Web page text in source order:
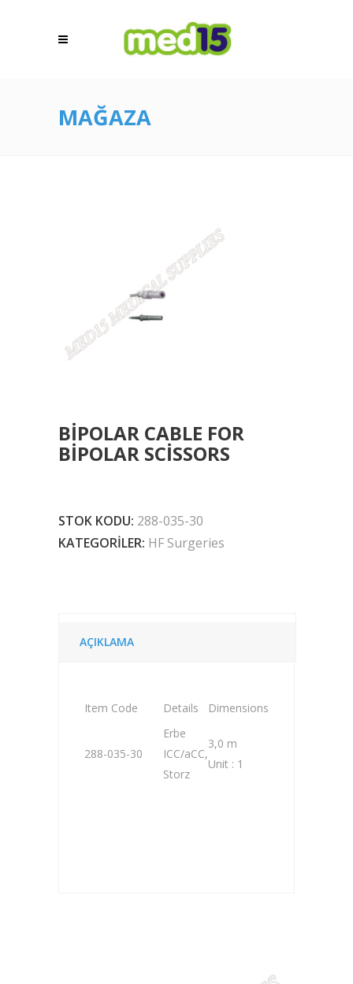
MAĞAZA
BIPOLAR CABLE FOR
BIPOLAR SCISSORS
STOK KODU: 288-035-30
KATEGORILER: HF Surgeries
AÇIKLAMA
Item Code Details Dimensions
288-035-30
Erbe
ICC/aCC,
Storz
3,0 m
Unit : 1